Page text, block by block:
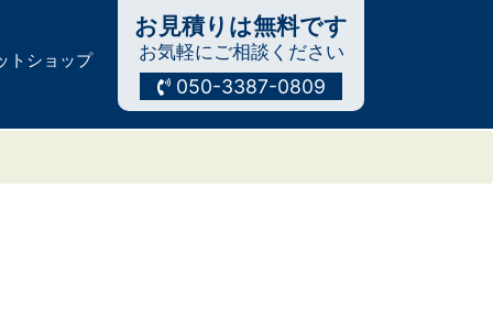
トショップ
お見積りは無料です
お気軽にご相談ください
050-3387-0809